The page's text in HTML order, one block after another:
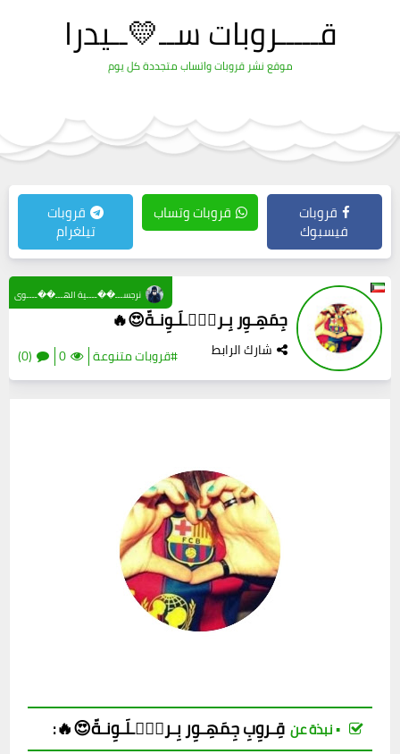
قـــــروبات ســ💛ــيدرا
موقع نشر قروبات واتساب متجددة كل يوم
قروبات
فيسبوك
قروبات وتساب قروبات
تيلغرام
جِمَهِـوِر بِـرشۣۗـلَـوِنـةّ😍🔥
شارك الرابط #قروبات متنوعة 0
(0)
نرجســـ��ــــية الهـــ��ــــوى
▪︎ نبذة عن قِـروِبِجِمَهِـوِر بِـرشۣۗـلَـوِنـةّ😍🔥: